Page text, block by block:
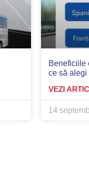
Beneficiile
ce să alegi
VEZI
14